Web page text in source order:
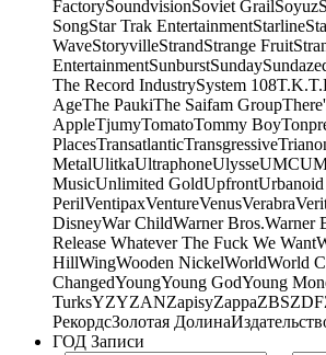
FactorySoundvisionSoviet GrailSoyuz
SongStar Trak EntertainmentStarline
WaveStoryvilleStrandStrange Fruit
EntertainmentSunburstSunday
The Record IndustrySystem 108T.K.
AgeThe PaukiThe Saifam Group
AppleTjumyTomatoTommy Boy
PlacesTransatlanticTransgressive
MetalUlitkaUltraphoneUlysseUMC
MusicUnlimited GoldUpfront
PerilVentipaxVentureVenusVerabra
DisneyWar ChildWarner Bros.Warner
Release Whatever The Fuck We Want
HillWingWooden NickelWorldWorld
ChangedYoungYoung GodYoung
TurksYZYZANZapisyZappaZBSZDF
РекордсЗолотая Долина
ГОД Записи